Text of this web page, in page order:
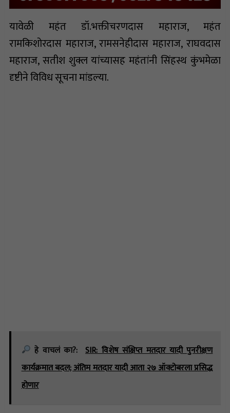
यावेळी महंत डॉ.भक्तीचरणदास महाराज, महंत
रामकिशोरदास महाराज, रामसनेहीदास महाराज, राघवदास
महाराज, सतीश शुक्ल यांच्यासह महंतांनी सिंहस्थ कुंभमेळा
दृष्टीने विविध सूचना मांडल्या.
हे वाचलं का?: SIR: विशेष संक्षिप्त मतदार यादी पुनरीक्षण
कार्यक्रमात बदल; अंतिम मतदार यादी आता २७ ऑक्टोबरला प्रसिद्ध
होणार